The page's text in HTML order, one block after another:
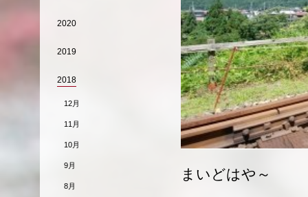
まいどはや～
2020
2019
2018
12月
11月
10月
9月
8月